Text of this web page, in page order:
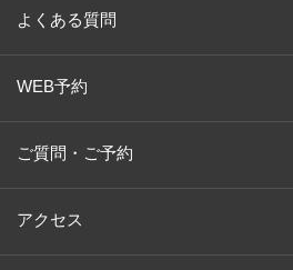
よくある質問
WEB予約
ご質問・ご予約
アクセス